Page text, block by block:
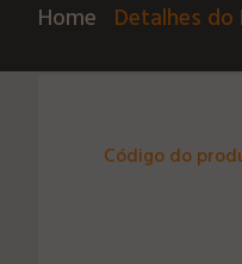
Home Detalhes
Código do